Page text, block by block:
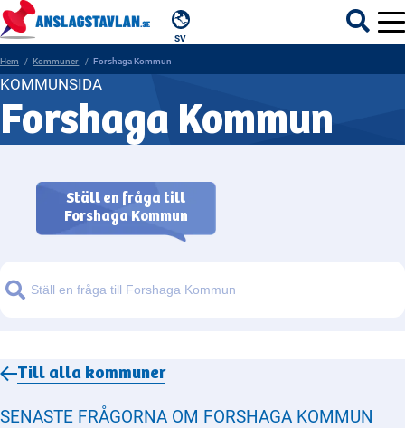
SV
ÄMNEN
REGIONER
Hem Kommuner Forshaga Kommun
KOMMUNSIDA
Forshaga Kommun
Ställ en fråga till
Forshaga Kommun
Sök
Till alla kommuner
SENASTE FRÅGORNA OM FORSHAGA KOMMUN